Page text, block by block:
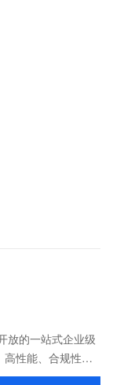
放的一站式企业级
性能、合规性和
数字化转型的整体